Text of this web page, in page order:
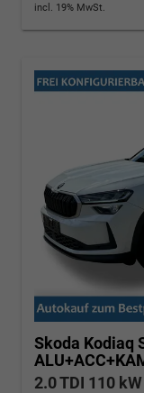
incl. 19% MwSt.
Skoda Kodiaq
2.0 TDI 110